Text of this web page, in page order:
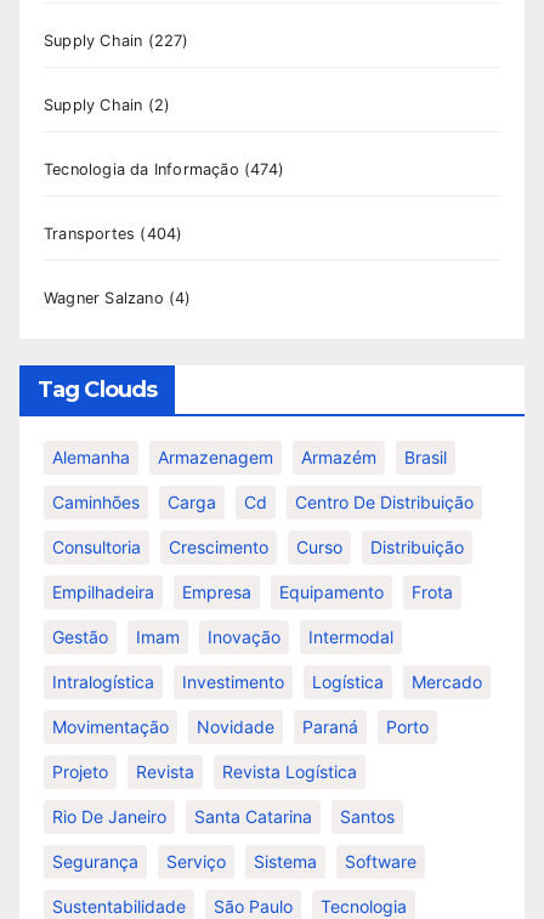
Supply Chain (227)
Supply Chain (2)
Tecnologia da Informação (474)
Transportes (404)
Wagner Salzano (4)
Tag Clouds
Alemanha Armazenagem Armazém Brasil
Caminhões Carga Cd Centro De Distribuição
Consultoria Crescimento Curso Distribuição
Empilhadeira Empresa Equipamento Frota
Gestão Imam Inovação Intermodal
Intralogística Investimento Logística Mercado
Movimentação Novidade Paraná Porto
Projeto Revista Revista Logística
Rio De Janeiro Santa Catarina Santos
Segurança Serviço Sistema Software
Sustentabilidade São Paulo Tecnologia